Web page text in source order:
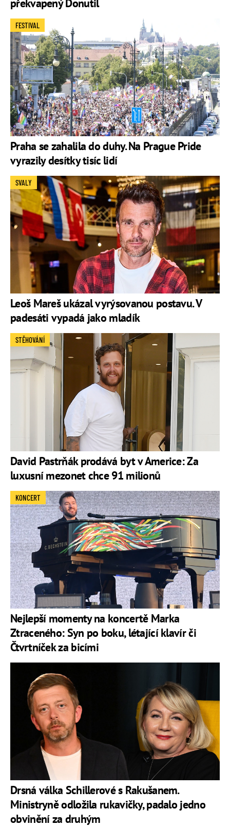
Praha se zahalila do duhy. Na Prague Pride
vyrazily desítky tisíc lidí
FESTIVAL
Leoš Mareš ukázal vyrýsovanou postavu. V
padesáti vypadá jako mladík
SVALY
David Pastrňák prodává byt v Americe: Za
luxusní mezonet chce 91 milionů
STĚHOVÁNÍ
Nejlepší momenty na koncertě Marka
Ztraceného: Syn po boku, létající klavír či
Čtvrtníček za bicími
KONCERT
Drsná válka Schillerové s Rakušanem.
Ministryně odložila rukavičky, padalo jedno
obvinění za druhým